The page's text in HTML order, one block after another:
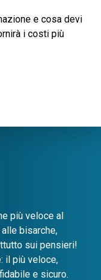
e cosa devi
i costi più
più veloce al
bisarche,
sui pensieri!
il più veloce,
e sicuro.